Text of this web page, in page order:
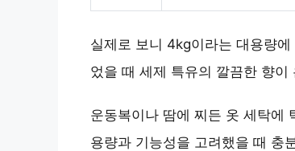
실제로 보니 4kg이라는 대용량
었을 때 세제 특유의 깔끔한 향이
운동복이나 땀에 찌든 옷 세탁에
용량과 기능성을 고려했을 때 충